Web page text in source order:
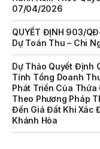
Dự Toán Thu – Chi
Tính Tổng Doanh
Phát Triển Của
Theo Phương Pháp
Đến Giá Đất Khi Xác
Khánh Hòa